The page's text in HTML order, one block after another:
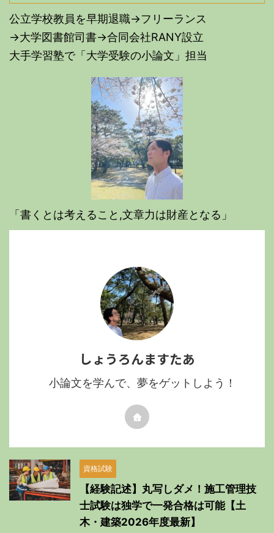
公立学校教員を早期退職→フリーランス
→大学図書館司書→合同会社RANY設立
大手学習塾で「大学受験の小論文」担当
「書くとは考えること,文章力は財産となる」
しょうろんますたあ
小論文を学んで、夢をゲットしよう！
資格試験
【経験記述】丸写しダメ！施工管理技
士試験は独学で一発合格は可能【土
木・建築2026年度最新】